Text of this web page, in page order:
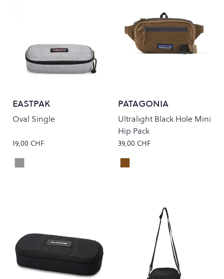
EASTPAK
Oval Single
19,00 CHF
Colour
Sunday Grey
PATAGONIA
Ultralight Black Hole Mini
Hip Pack
39,00 CHF
Colour
Coriander Brown